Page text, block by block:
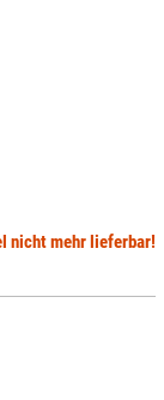
nicht mehr lieferbar!